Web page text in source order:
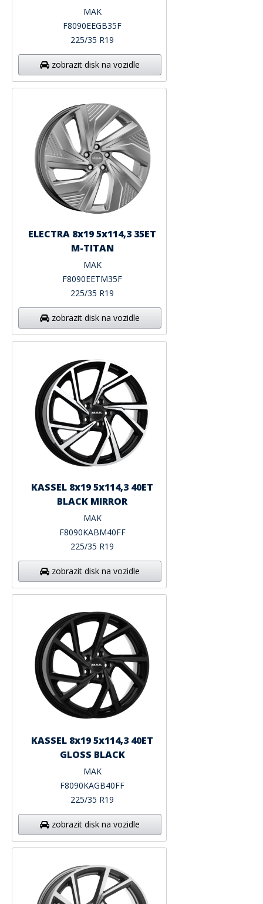
MAK
F8090EEGB35F
225/35 R19
zobrazit disk na vozidle
ELECTRA 8x19 5x114,3 35ET
M-TITAN
MAK
F8090EETM35F
225/35 R19
zobrazit disk na vozidle
KASSEL 8x19 5x114,3 40ET
BLACK MIRROR
MAK
F8090KABM40FF
225/35 R19
zobrazit disk na vozidle
KASSEL 8x19 5x114,3 40ET
GLOSS BLACK
MAK
F8090KAGB40FF
225/35 R19
zobrazit disk na vozidle